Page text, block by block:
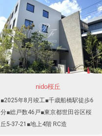
nido桜丘
■2025年8月竣工■千歳船橋駅徒歩6
分■総戸数46戸■東京都世田谷区桜
丘5-37-21■地上4階 RC造